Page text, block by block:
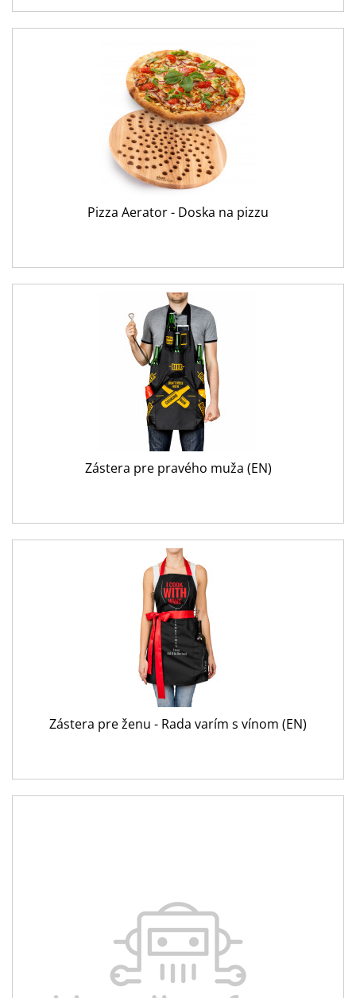
Pizza Aerator - Doska na pizzu
Zástera pre pravého muža (EN)
Zástera pre ženu - Rada varím s vínom (EN)